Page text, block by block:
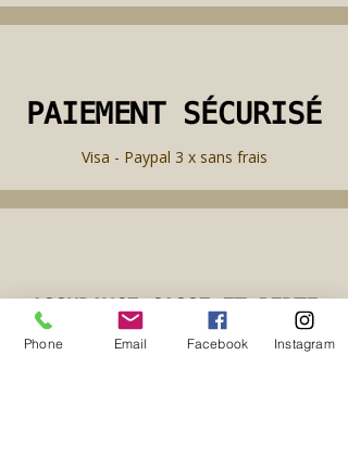
PAIEMENT SÉCURISÉ
PAIEMENT SÉCURISÉ
Visa - Paypal 3 x sans frais
ASSURANCE CASSE ET PERTE
ASSURANCE CASSE ET PERTE
incluses
Phone Email Facebook Instagram